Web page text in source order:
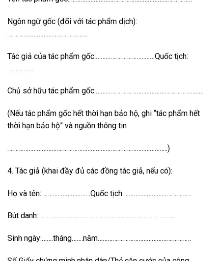
Ngôn ngữ gốc (đối với tác phẩm dịch):
………………………………………….
Tác giả của tác phẩm gốc:………………………………Quốc tịch:
…………….
Chủ sở hữu tác phẩm gốc:…………………………………………………………
(Nếu tác phẩm gốc hết thời hạn bảo hộ, ghi “tác phẩm hết
thời hạn bảo hộ” và nguồn thông tin
……………………………………………………………………………………..)
4. Tác giả (khai đầy đủ các đồng tác giả, nếu có):
Họ và tên:…………………………Quốc tịch……………………………………
Bút danh:…………………………………………………………………………
Sinh ngày:…….tháng…….năm…………………………………………………